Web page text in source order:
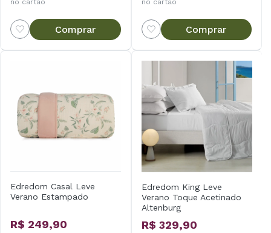
Comprar Comprar
Edredom Casal Leve
Verano Estampado
R$ 249,90
Edredom King Leve
Verano Toque Acetinado
Altenburg
R$ 329,90